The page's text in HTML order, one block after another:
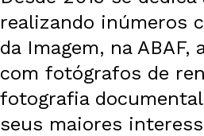
realizando inúmeros
da Imagem, na ABAF,
com fotógrafos de
fotografia
seus maiores